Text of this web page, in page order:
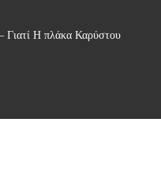
Γιατί Η πλάκα Καρύστου